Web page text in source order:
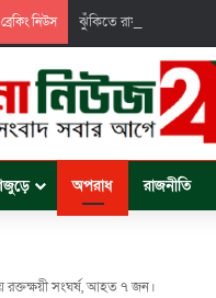
ব্রেকিং নিউস ঝুঁকিতে রায়পুর-হাইমচর
অপরাধ রাজনীতি
রক্তক্ষয়ী সংঘর্ষ, আহত ৭ জন।